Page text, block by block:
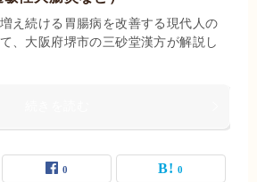
え続ける胃腸病を改善する現代人の
、大阪府堺市の三砂堂漢方が解説し
0 0